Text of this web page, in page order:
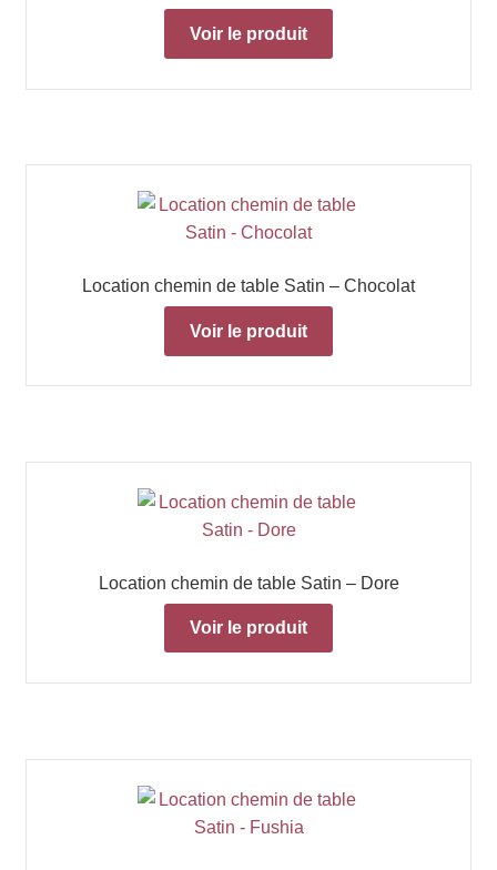
Voir le produit
Location chemin de table Satin – Chocolat
Voir le produit
Location chemin de table Satin – Dore
Voir le produit